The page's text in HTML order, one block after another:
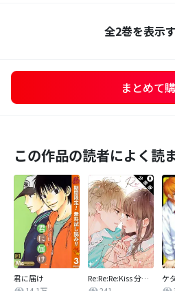
全2巻を表示
まとめて
この作品の読者によく読
君に届け
Re:Re:Re:Kiss 分冊版
ケ